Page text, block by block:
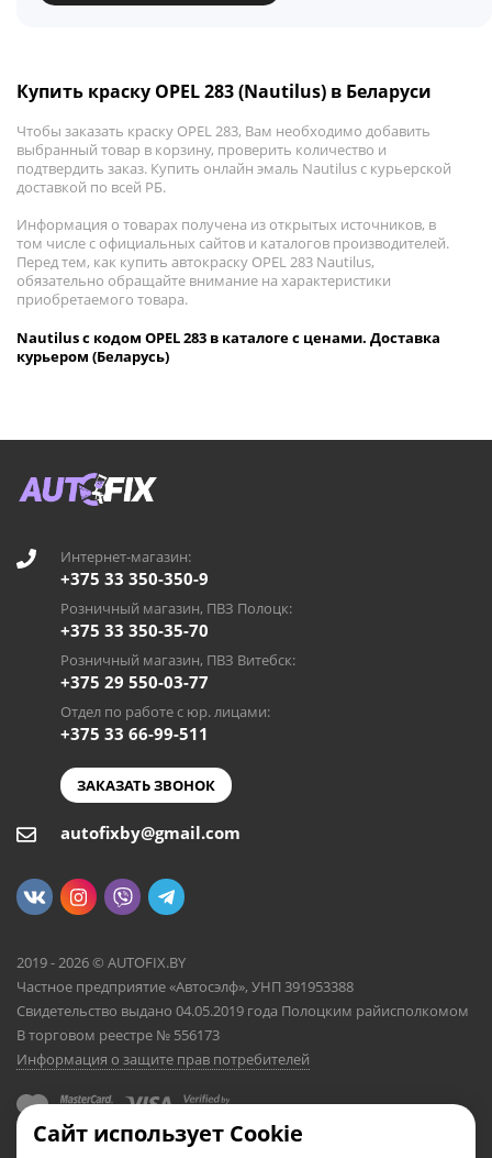
Купить краску OPEL 283 (Nautilus) в Беларуси
Чтобы заказать краску OPEL 283, Вам необходимо добавить
выбранный товар в корзину, проверить количество и
подтвердить заказ. Купить онлайн эмаль Nautilus с курьерской
доставкой по всей РБ.
Информация о товарах получена из открытых источников, в
том числе с официальных сайтов и каталогов производителей.
Перед тем, как купить автокраску OPEL 283 Nautilus,
обязательно обращайте внимание на характеристики
приобретаемого товара.
Nautilus с кодом OPEL 283 в каталоге с ценами. Доставка
курьером (Беларусь)
Интернет-магазин:
+375 33 350-350-9
Розничный магазин, ПВЗ Полоцк:
+375 33 350-35-70
Розничный магазин, ПВЗ Витебск:
+375 29 550-03-77
Отдел по работе с юр. лицами:
+375 33 66-99-511
ЗАКАЗАТЬ ЗВОНОК
autofixby@gmail.com
2019 - 2026 © AUTOFIX.BY
Частное предприятие «Автосэлф», УНП 391953388
Свидетельство выдано 04.05.2019 года Полоцким райисполкомом
В торговом реестре № 556173
Информация о защите прав потребителей
Сайт использует Cookie